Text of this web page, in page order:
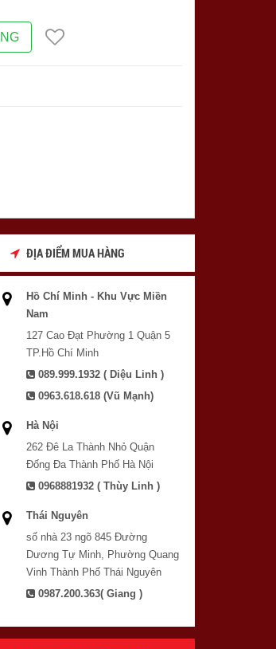
ĐỊA ĐIỂM MUA HÀNG
Hồ Chí Minh - Khu Vực Miền
Nam
127 Cao Đạt Phường 1 Quận 5
TP.Hồ Chí Minh
089.999.1932 ( Diệu Linh )
0963.618.618 (Vũ Mạnh)
Hà Nội
262 Đê La Thành Nhỏ Quận
Đống Đa Thành Phố Hà Nội
0968881932 ( Thùy Linh )
Thái Nguyên
số nhà 23 ngõ 845 Đường
Dương Tự Minh, Phường Quang
Vinh Thành Phố Thái Nguyên
0987.200.363( Giang )